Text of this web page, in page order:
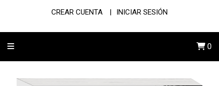
CREAR CUENTA INICIAR SESIÓN
0